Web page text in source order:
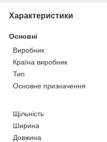
Характеристики
Основні
Виробник
Країна виробник
Тип
Основне призначення
Щільність
Ширина
Довжина